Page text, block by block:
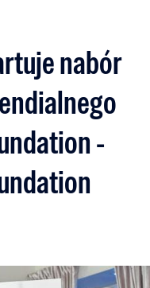
nabór
-